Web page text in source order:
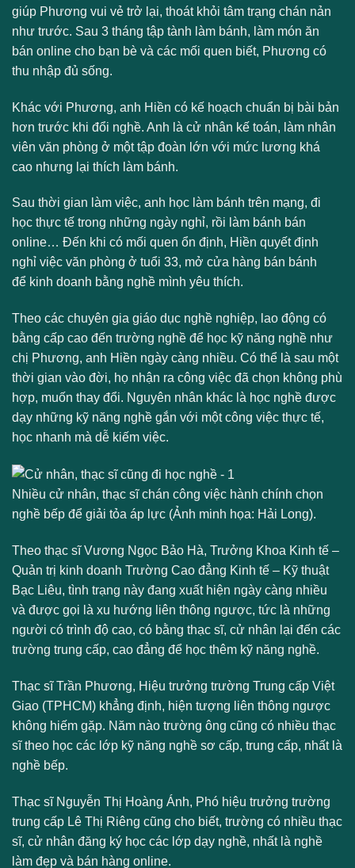
giúp Phương vui vẻ trở lại, thoát khỏi tâm trạng chán nản
như trước. Sau 3 tháng tập tành làm bánh, làm món ăn
bán online cho bạn bè và các mối quen biết, Phương có
thu nhập đủ sống.
Khác với Phương, anh Hiền có kế hoạch chuẩn bị bài bản
hơn trước khi đổi nghề. Anh là cử nhân kế toán, làm nhân
viên văn phòng ở một tập đoàn lớn với mức lương khá
cao nhưng lại thích làm bánh.
Sau thời gian làm việc, anh học làm bánh trên mạng, đi
học thực tế trong những ngày nghỉ, rồi làm bánh bán
online… Đến khi có mối quen ổn định, Hiền quyết định
nghỉ việc văn phòng ở tuổi 33, mở cửa hàng bán bánh
để kinh doanh bằng nghề mình yêu thích.
Theo các chuyên gia giáo dục nghề nghiệp, lao động có
bằng cấp cao đến trường nghề để học kỹ năng nghề như
chị Phương, anh Hiền ngày càng nhiều. Có thể là sau một
thời gian vào đời, họ nhận ra công việc đã chọn không phù
hợp, muốn thay đổi. Nguyên nhân khác là học nghề được
dạy những kỹ năng nghề gắn với một công việc thực tế,
học nhanh mà dễ kiếm việc.
Nhiều cử nhân, thạc sĩ chán công việc hành chính chọn
nghề bếp để giải tỏa áp lực (Ảnh minh họa: Hải Long).
Theo thạc sĩ Vương Ngọc Bảo Hà, Trưởng Khoa Kinh tế –
Quản trị kinh doanh Trường Cao đẳng Kinh tế – Kỹ thuật
Bạc Liêu, tình trạng này đang xuất hiện ngày càng nhiều
và được gọi là xu hướng liên thông ngược, tức là những
người có trình độ cao, có bằng thạc sĩ, cử nhân lại đến các
trường trung cấp, cao đẳng để học thêm kỹ năng nghề.
Thạc sĩ Trần Phương, Hiệu trưởng trường Trung cấp Việt
Giao (TPHCM) khẳng định, hiện tượng liên thông ngược
không hiếm gặp. Năm nào trường ông cũng có nhiều thạc
sĩ theo học các lớp kỹ năng nghề sơ cấp, trung cấp, nhất là
nghề bếp.
Thạc sĩ Nguyễn Thị Hoàng Ánh, Phó hiệu trưởng trường
trung cấp Lê Thị Riêng cũng cho biết, trường có nhiều thạc
sĩ, cử nhân đăng ký học các lớp dạy nghề, nhất là nghề
làm đẹp và bán hàng online.